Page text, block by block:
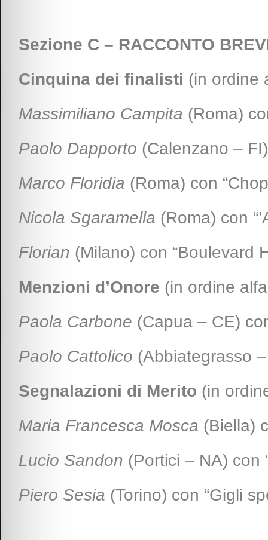
Sezione C – RACCONTO
Cinquina dei finalisti (in ordine
Massimiliano Campita (Roma)
Paolo Dapporto (Calenzano –
Marco Floridia (Roma) con
Nicola Sgaramella (Roma) con
Florian (Milano) con “Boulevard
Menzioni d’Onore (in ordine
Paola Carbone (Capua – CE)
Paolo Cattolico (Abbiategrasso
Segnalazioni di Merito (in
Maria Francesca Mosca (Biella)
Lucio Sandon (Portici – NA) con
Piero Sesia (Torino) con “Gigli